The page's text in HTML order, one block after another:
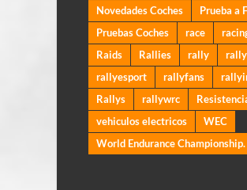
Novedades Coches
Prueba a
Pruebas Coches
race
Raids
Rallies rally
rallyesport
rallyfans
Rallys
rallywrc
vehiculos electricos
WEC
World Endurance Championship.